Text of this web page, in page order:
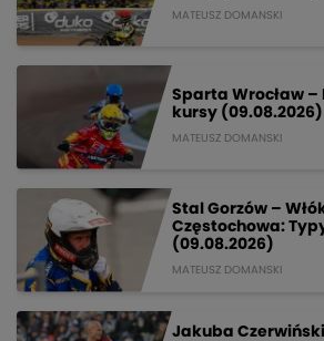
MATEUSZ DOMANSKI
Sparta Wrocław –
kursy (09.08.2026)
MATEUSZ DOMANSKI
Stal Gorzów –
Częstochowa:
(09.08.2026)
MATEUSZ DOMANSKI
Jakuba